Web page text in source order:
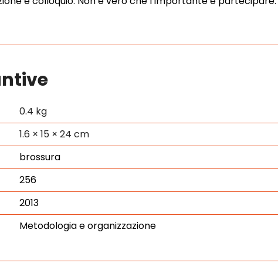
0.4 kg
1.6 × 15 × 24 cm
brossura
256
2013
Metodologia e organizzazione